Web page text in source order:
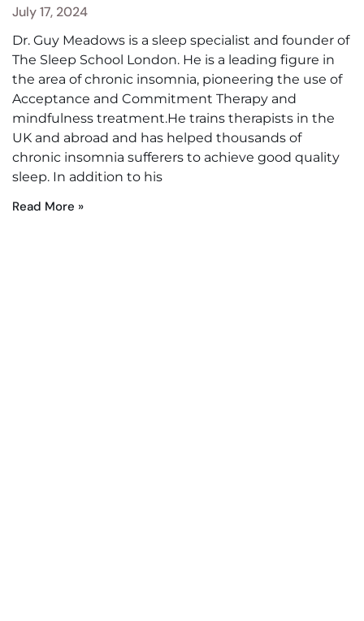
July 17, 2024
Dr. Guy Meadows is a sleep specialist and founder of
The Sleep School London. He is a leading figure in
the area of chronic insomnia, pioneering the use of
Acceptance and Commitment Therapy and
mindfulness treatment.He trains therapists in the
UK and abroad and has helped thousands of
chronic insomnia sufferers to achieve good quality
sleep. In addition to his
Read More »